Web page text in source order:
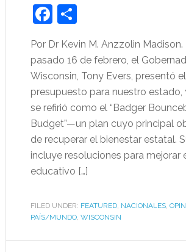
Facebook
Share
Por Dr Kevin M. Anzzolin
pasado 16 de febrero, el
Wisconsin, Tony Evers, presentó el
presupuesto para nuestro estado,
se refirió como el “Badger
Budget”—un plan cuyo principal
de recuperar el bienestar estatal.
incluye resoluciones para mejorar
educativo […]
FILED UNDER: FEATURED, NACIONALES,
PAÍS/MUNDO, WISCONSIN